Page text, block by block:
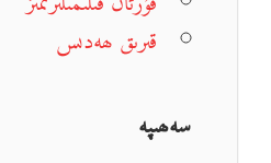
قىرىق ھەدىس
سەھىپە